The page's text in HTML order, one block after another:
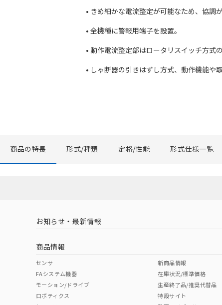
• きめ細かな電流整定が可能なため、協調が
• 全機種に警報用端子を設置。
• 動作電流整定部はロータリスイッチ方式
• しゃ断器の引きはずし方式、動作機能や
商品の特長 形式/種類 定格/性能 形式仕様一覧
お知らせ・最新情報
商品情報
センサ
FAシステム機器
モーション/ドライブ
ロボティクス
新商品情報
在庫状況/標準価格
生産終了品/推奨代替品
特設サイト